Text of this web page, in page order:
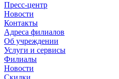
Пресс-центр
Новости
Контакты
Адреса филиалов
Об учреждении
Услуги и сервисы
Филиалы
Новости
Скидки